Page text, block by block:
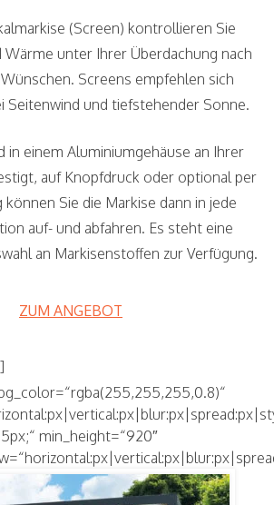
(Screen) kontrollieren Sie
Wärme unter Ihrer Überdachung nach
Screens empfehlen sich
Seitenwind und tiefstehender Sonne.
in einem Aluminiumgehäuse an Ihrer
auf Knopfdruck oder optional per
können Sie die Markise dann in jede
auf- und abfahren. Es steht eine
an Markisenstoffen zur Verfügung.
ZUM ANGEBOT
min_height=“920″